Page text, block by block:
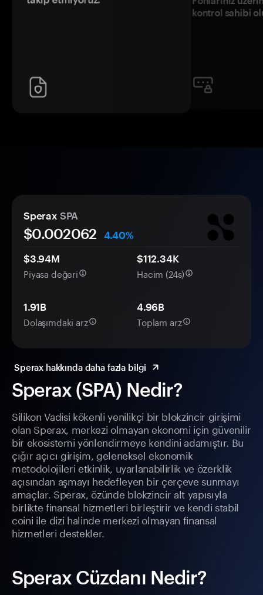
kontrol sahibi
Sperax (SPA) Nedir?
Silikon Vadisi kökenli yenilikçi bir blokzincir girişimi
olan Sperax, merkezi olmayan ekonomi için güvenilir
bir ekosistemi yönlendirmeye kendini adamıştır. Bu
çığır açıcı girişim, geleneksel ekonomik
metodolojileri etkinlik, uyarlanabilirlik ve özerklik
açısından aşmayı hedefleyen bir çerçeve sunmayı
amaçlar. Sperax, özünde blokzincir alt yapısıyla
birlikte finansal hizmetleri birleştirir ve kendi stabil
coini ile dizi halinde merkezi olmayan finansal
hizmetleri destekler.
Sperax Cüzdanı Nedir?
Sperax SPA
$0.002062
4.40%
$3.94M
Piyasa değeri
$112.34K
Hacim (24s)
1.91B
Dolaşımdaki arz
4.96B
Toplam arz
Sperax hakkında daha fazla bilgi